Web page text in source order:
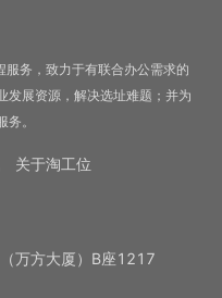
务，致力于有联合办公需求的
发展资源，解决选址难题；并为
。
关于淘工位
万方大厦）B座1217